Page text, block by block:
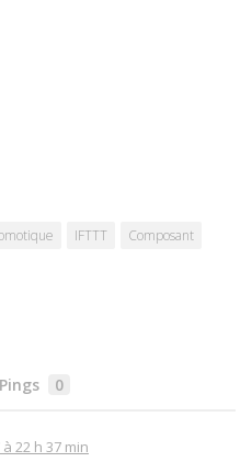
IFTTT
Composant
Pings 0
22 h 37 min